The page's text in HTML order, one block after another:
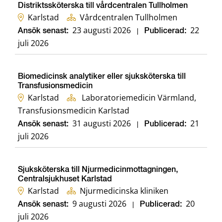
Distriktssköterska till vårdcentralen Tullholmen
Karlstad Vårdcentralen Tullholmen
Ansök senast: 23 augusti 2026 Publicerad: 22
juli 2026
Biomedicinsk analytiker eller sjuksköterska till
Transfusionsmedicin
Karlstad
Laboratoriemedicin Värmland,
Transfusionsmedicin Karlstad
Ansök senast: 31 augusti 2026 Publicerad: 21
juli 2026
Sjuksköterska till Njurmedicinmottagningen,
Centralsjukhuset Karlstad
Karlstad Njurmedicinska kliniken
Ansök senast: 9 augusti 2026 Publicerad: 20
juli 2026